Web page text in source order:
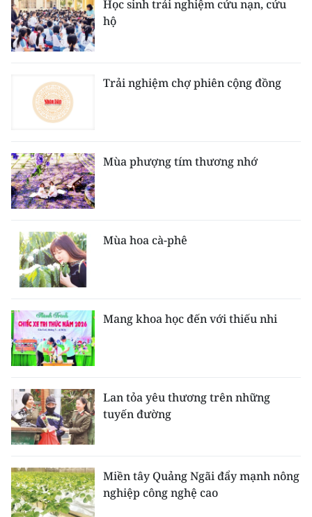
ENGLISH
中文
РУССКИЙ
한국어
Học sinh trải nghiệm cứu nạn, cứu
hộ
Trải nghiệm chợ phiên cộng đồng
Mùa phượng tím thương nhớ
Mùa hoa cà-phê
Mang khoa học đến với thiếu nhi
Lan tỏa yêu thương trên những
tuyến đường
Miền tây Quảng Ngãi đẩy mạnh nông
nghiệp công nghệ cao